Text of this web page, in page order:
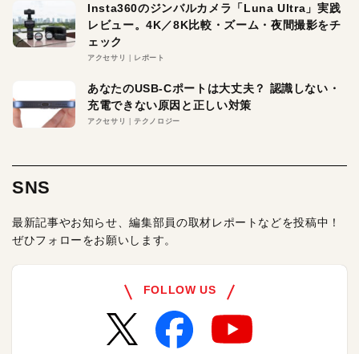
Insta360のジンバルカメラ「Luna Ultra」実践
レビュー。4K／8K比較・ズーム・夜間撮影をチ
ェック
アクセサリ レポート
あなたのUSB-Cポートは大丈夫？ 認識しない・
充電できない原因と正しい対策
アクセサリ テクノロジー
SNS
最新記事やお知らせ、編集部員の取材レポートなどを投稿中！
ぜひフォローをお願いします。
FOLLOW US